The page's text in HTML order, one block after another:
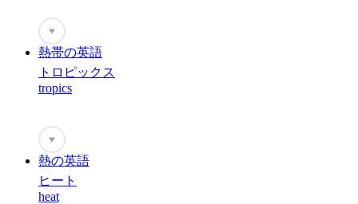
♥
熱帯の英語
トロピックス
tropics
♥
熱の英語
ヒート
heat